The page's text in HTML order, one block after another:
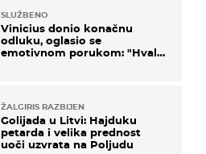
SLUŽBENO
Vinicius donio konačnu
odluku, oglasio se
emotivnom porukom: "Hvala
ŽALGIRIS RAZBIJEN
Golijada u Litvi: Hajduku
petarda i velika prednost
uoči uzvrata na Poljudu